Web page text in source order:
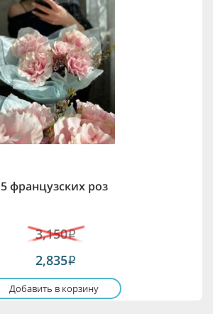
5 французских роз
3,150i
2,835i
Добавить в корзину